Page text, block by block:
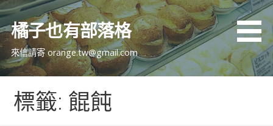
跳
主
內
橘子也有部落格
來信請寄 orange.tw@gmail.com
標籤: 餛飩